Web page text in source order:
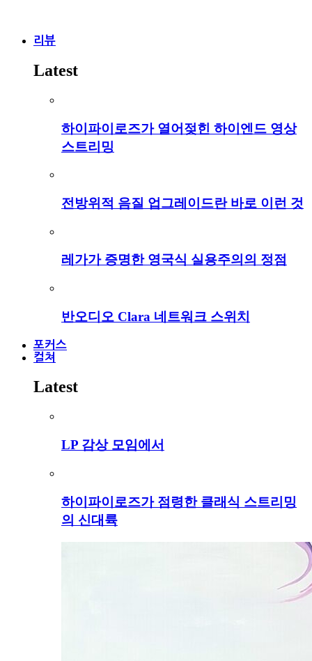
리뷰
Latest
하이파이로즈가 열어젖힌 하이엔드 영상
스트리밍
전방위적 음질 업그레이드란 바로 이런 것
레가가 증명한 영국식 실용주의의 정점
반오디오 Clara 네트워크 스위치
포커스
컬쳐
Latest
LP 감상 모임에서
하이파이로즈가 점령한 클래식 스트리밍
의 신대륙